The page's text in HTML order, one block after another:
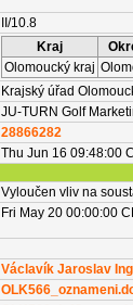
II/10.8
Kraj
Olomoucký kraj
Krajský úřad
JU-TURN Golf
28866282
Thu Jun 16 09:48:00
Vyloučen vliv na
Fri May 20 00:00:00
Václavík Jaroslav